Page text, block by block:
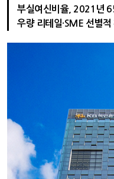
부실여신비율, 2021년
우량 리테일·SME 선별